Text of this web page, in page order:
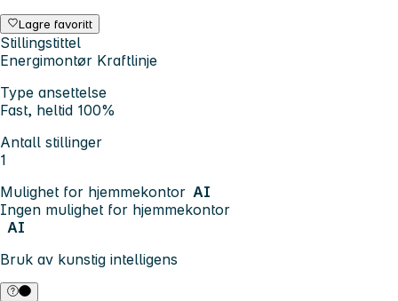
Lagre favoritt
Stillingstittel
Energimontør Kraftlinje
Type ansettelse
Fast, heltid 100%
Antall stillinger
1
Mulighet for hjemmekontor AI
Ingen mulighet for hjemmekontor
AI
Bruk av kunstig intelligens